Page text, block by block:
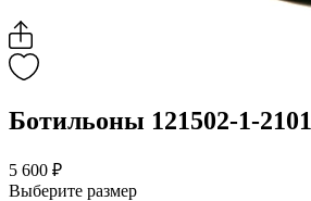
Ботильоны 121502-1-2101
5 600 ₽
Выберите размер